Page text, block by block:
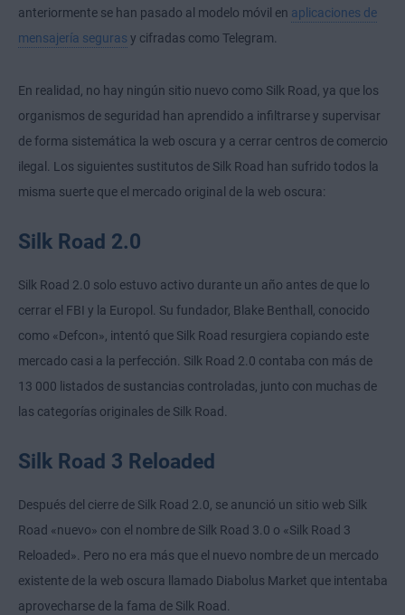
anteriormente se han pasado al modelo móvil en aplicaciones de
mensajería seguras y cifradas como Telegram.
En realidad, no hay ningún sitio nuevo como Silk Road, ya que los
organismos de seguridad han aprendido a infiltrarse y supervisar
de forma sistemática la web oscura y a cerrar centros de comercio
ilegal. Los siguientes sustitutos de Silk Road han sufrido todos la
misma suerte que el mercado original de la web oscura:
Silk Road 2.0
Silk Road 2.0 solo estuvo activo durante un año antes de que lo
cerrar el FBI y la Europol. Su fundador, Blake Benthall, conocido
como «Defcon», intentó que Silk Road resurgiera copiando este
mercado casi a la perfección. Silk Road 2.0 contaba con más de
13 000 listados de sustancias controladas, junto con muchas de
las categorías originales de Silk Road.
Silk Road 3 Reloaded
Después del cierre de Silk Road 2.0, se anunció un sitio web Silk
Road «nuevo» con el nombre de Silk Road 3.0 o «Silk Road 3
Reloaded». Pero no era más que el nuevo nombre de un mercado
existente de la web oscura llamado Diabolus Market que intentaba
aprovecharse de la fama de Silk Road.